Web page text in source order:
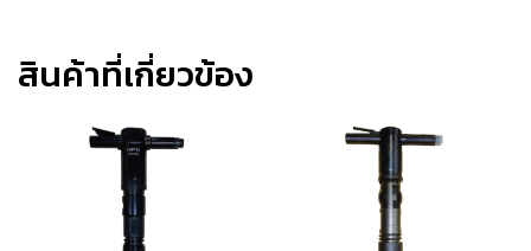
สินค้าที่เกี่ยวข้อง